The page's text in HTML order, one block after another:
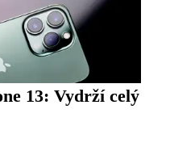
13: Vydrží celý